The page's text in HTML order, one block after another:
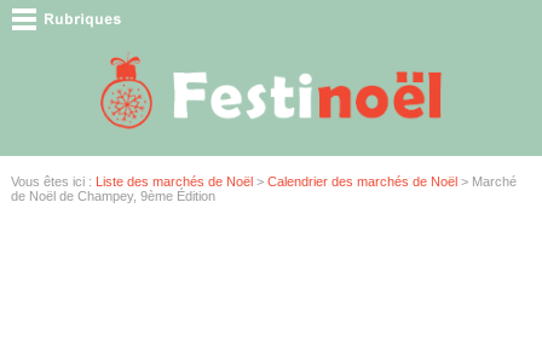
Vous êtes ici : Liste des marchés de Noël> Calendrier des marchés de Noël> Marché
de Noël de Champey, 9ème Édition